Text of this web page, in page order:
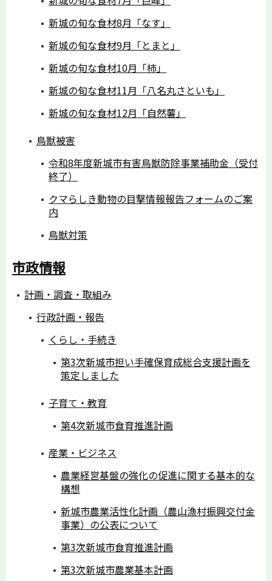
新城の旬な食材8月「なす」
新城の旬な食材9月「とまと」
新城の旬な食材10月「柿」
新城の旬な食材11月「八名丸さといも」
新城の旬な食材12月「自然薯」
鳥獣被害
令和8年度新城市有害鳥獣防除事業補助金（受付
終了）
クマらしき動物の目撃情報報告フォームのご案
内
鳥獣対策
市政情報
計画・調査・取組み
行政計画・報告
くらし・手続き
第3次新城市担い手確保育成総合支援計画を
策定しました
子育て・教育
第4次新城市食育推進計画
産業・ビジネス
農業経営基盤の強化の促進に関する基本的な
構想
新城市農業活性化計画（農山漁村振興交付金
事業）の公表について
第3次新城市食育推進計画
第3次新城市農業基本計画